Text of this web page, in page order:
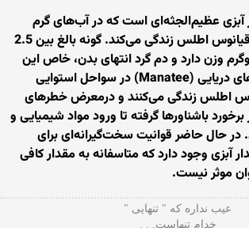
آبزی عظیم‌الجثه‌ای است که در آب‌های گرم
استوایی و کم‌عمق اقیانوس اطلس زندگی می‌کند. گونه بالغ بین 2.5
و 700 کیلوگرم وزن دارد و دم گرد انتهای بدن، خاص این
پستاندار است. گاوهای دریایی (Manatee) در سواحل استوایی
اطلس زندگی می‌کنند و درمعرض خطرهای
برخورد باشناورها گرفته تا ورود مواد شیمیایی و
در حال حاضر قوانیت سخت‌گیرانه‌ای برای
آبزی وجود دارد که متاسفانه به مقدار کافی
موثر نیست.
ﻋﻴﺐ ﻧﺪﺍره ﻛﻪ " ﺗﻨﻬﺎیی "
ﺧﺪاﻡ ﺗﻨﻬﺎﺳﺖ. . .